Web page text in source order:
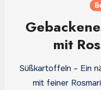
mit
Süßkartoffeln – Ein
mit feiner